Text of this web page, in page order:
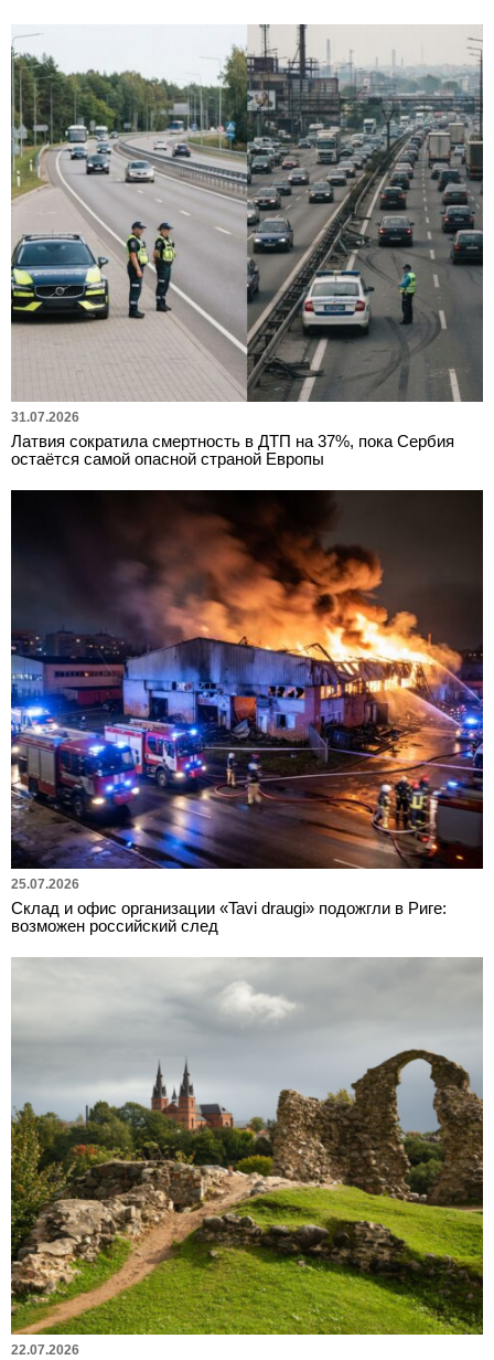
31.07.2026
Латвия сократила смертность в ДТП на 37%, пока Сербия
остаётся самой опасной страной Европы
25.07.2026
Склад и офис организации «Tavi draugi» подожгли в Риге:
возможен российский след
22.07.2026